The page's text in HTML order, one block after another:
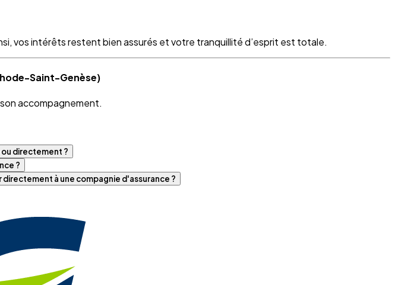
vos intérêts restent bien assurés et votre tranquillité d’esprit est totale.
Saint-Genèse)
accompagnement.
ou directement ?
?
à une compagnie d'assurance ?